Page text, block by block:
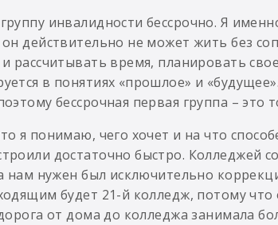
инвалидности бессрочно. Я
действительно не может жить без
рассчитывать время, планировать
в понятиях «прошлое» и
бессрочная первая группа – это
я понимаю, чего хочет и на что
достаточно быстро. Колледжей
нам нужен был исключительно
будет 21-й колледж, потому
от дома до колледжа занимала